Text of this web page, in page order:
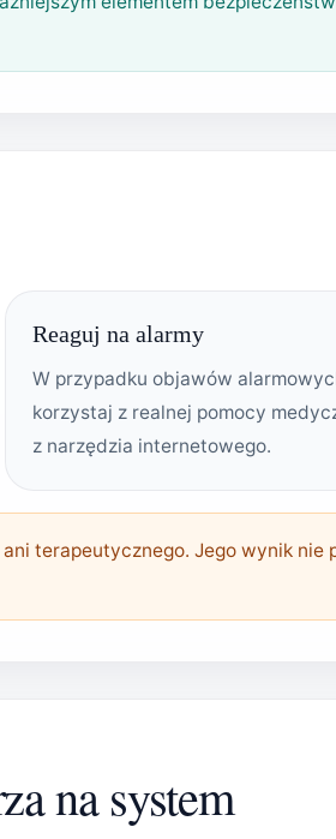
Reaguj na alarmy
W przypadku objawów
korzystaj z realnej pomocy
z narzędzia internetowego.
terapeutycznego. Jego wynik nie
na system